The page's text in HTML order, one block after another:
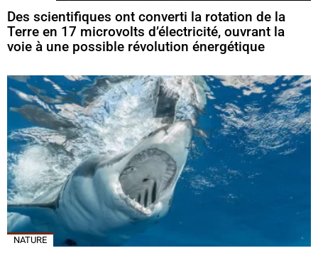
Des scientifiques ont converti la rotation de la
Terre en 17 microvolts d’électricité, ouvrant la
voie à une possible révolution énergétique
NATURE